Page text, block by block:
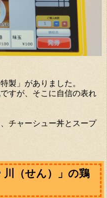
製」がありました。
すが、そこに自信の表れ
チャーシュー丼とスープ
川（せん）」の鶏